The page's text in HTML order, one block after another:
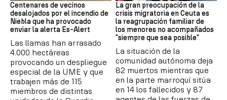
Centenares de vecinos
desalojados por el incendio de
Niebla que ha provocado
enviar la alerta Es-Alert
Las llamas han arrasado
4.000 hectáreas
provocando un despliegue
especial de la UME y que
trabajen más de 115
miembros de distintas
La gran preocupación de la
crisis migratoria en Ceuta es
la reagrupación familiar de
los menores no acompañados
"siempre que sea posible"
La situación de la
comunidad autónoma deja
82 muertos mientras que
en la parte marroquí sitúa
en 14 los fallecidos y 87